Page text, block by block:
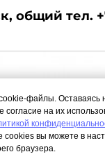
, общий тел.
файлы. Оставаясь
согласие на их
cookies вы можете в
браузера.